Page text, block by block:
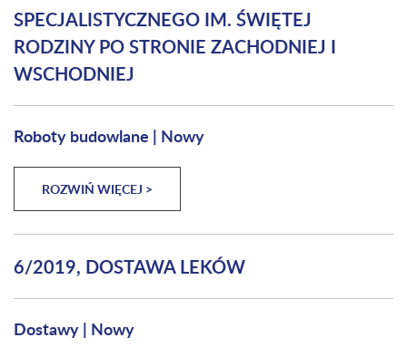
SPECJALISTYCZNEGO IM. ŚWIĘTEJ
RODZINY PO STRONIE ZACHODNIEJ I
WSCHODNIEJ
Roboty budowlane | Nowy
ROZWIŃ WIĘCEJ >
6/2019, DOSTAWA LEKÓW
Dostawy| Nowy